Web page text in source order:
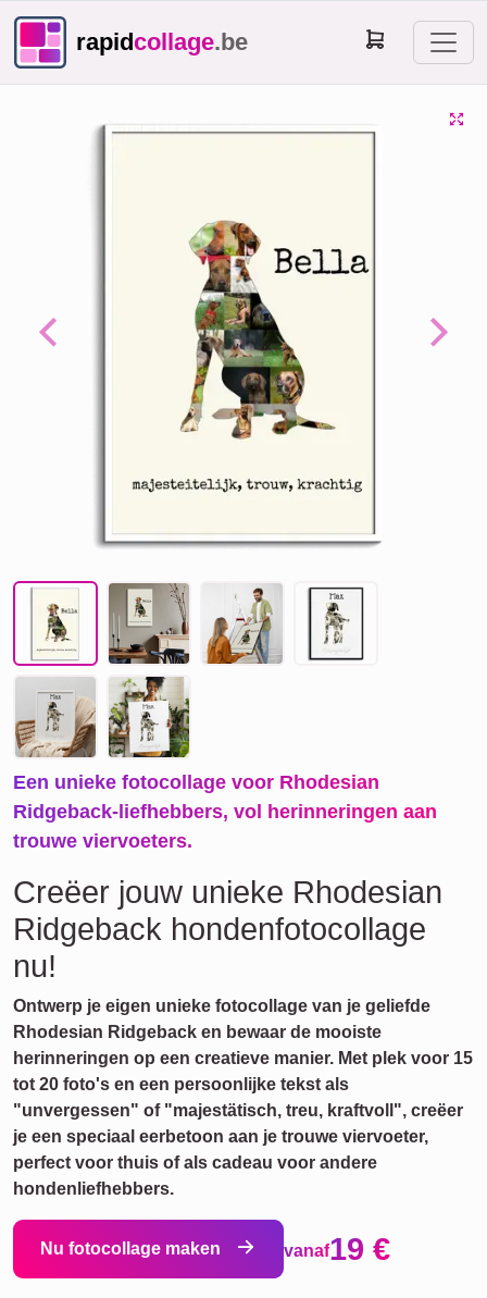
rapidcollage.be
Previous Next
Een unieke fotocollage voor Rhodesian
Ridgeback-liefhebbers, vol herinneringen aan
trouwe viervoeters.
Creëer jouw unieke Rhodesian
Ridgeback hondenfotocollage
nu!
Ontwerp je eigen unieke fotocollage van je geliefde
Rhodesian Ridgeback en bewaar de mooiste
herinneringen op een creatieve manier. Met plek voor 15
tot 20 foto's en een persoonlijke tekst als
"unvergessen" of "majestätisch, treu, kraftvoll", creëer
je een speciaal eerbetoon aan je trouwe viervoeter,
perfect voor thuis of als cadeau voor andere
hondenliefhebbers.
Nu fotocollage maken vanaf19 €